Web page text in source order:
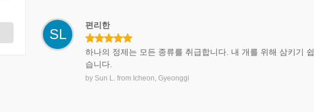
SL
편리한
하나의 정제는 모든 종류를 취급합니다. 내 개를 위해 삼키기 쉽
습니다.
by Sun L. from Icheon, Gyeonggi